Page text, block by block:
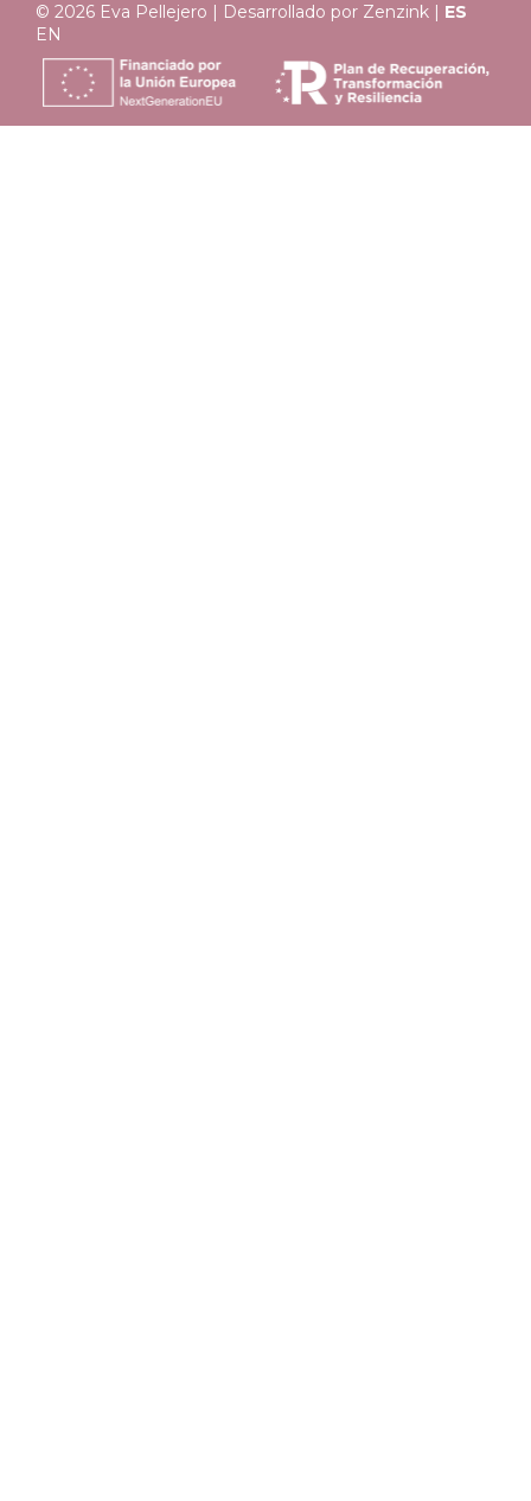
© 2026 Eva Pellejero | Desarrollado por Zenzink | ES
EN